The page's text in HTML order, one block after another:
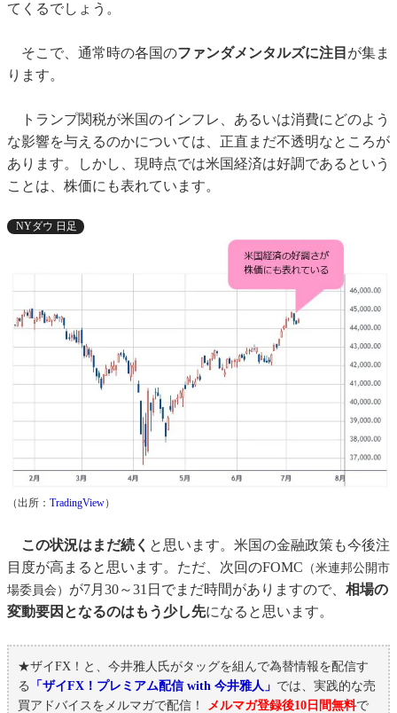
てくるでしょう。
そこで、通常時の各国のファンダメンタルズに注目 が集ま
ります。
トランプ関税が米国のインフレ、あるいは消費にどのよう
な影響を与えるのかについては、正直まだ不透明なところが
あります。しかし、現時点では米国経済は好調であるという
ことは、株価にも表れています。
NYダウ 日足
（出所： TradingView）
この状況はまだ続く と思います。米国の金融政策も今後注
目度が高まると思います。ただ、次回のFOMC （米連邦公開市
場委員会） が7月30～31日でまだ時間がありますので、 相場の
変動要因となるのはもう少し先になると思います。
★ザイFX！と、今井雅人氏がタッグを組んで為替情報を配信す
る
「ザイFX！プレミアム配信 with 今井雅人」 では、実践的な売
買アドバイスをメルマガで配信！
メルマガ登録後10日間無料で